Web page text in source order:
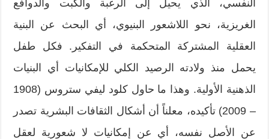
النفسي، الذي يحيل إلى الرغبة والكبت والدوافع
الغريزية، نحو اللاشعور البنيوي، أي البحث عن البنية
العقلية المشتركة المتحكمة في التفكير. فكل طفل
يحمل منذ ولادته الرصيد الكلي للإمكانيات أي البنيات
الذهنية الأولية. وهذا ما حاول كلود ليفي ستروس (1908
– 2009) تأكيده، معلناً أن أشكال الثقافات البشرية تصدر
عن الأصل نفسه، أي عن إمكانيات لا شعورية لعقل